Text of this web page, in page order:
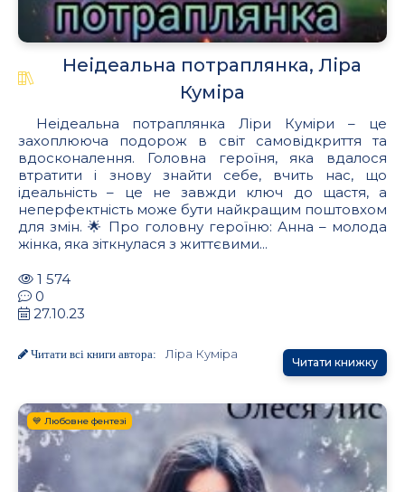
Неідеальна потраплянка, Ліра
Куміра
Неідеальна потраплянка Ліри Куміри – це
захоплююча подорож в світ самовідкриття та
вдосконалення. Головна героїня, яка вдалося
втратити і знову знайти себе, вчить нас, що
ідеальність – це не завжди ключ до щастя, а
неперфектність може бути найкращим поштовхом
для змін. 🌟 Про головну героїню: Анна – молода
жінка, яка зіткнулася з життєвими...
1 574
0
27.10.23
Читати всі книги автора: Ліра Куміра
Читати книжку
💙 Любовне фентезі